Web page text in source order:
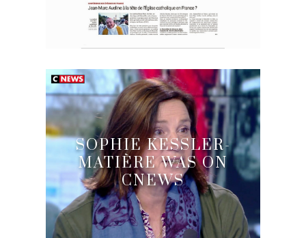
SOPHIE KESSLER-
MATIÈRE WAS ON
CNEWS